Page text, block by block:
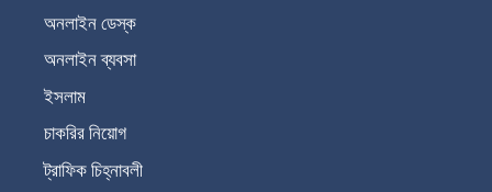
অনলাইন ডেস্ক
অনলাইন ব্যবসা
ইসলাম
চাকরির নিয়োগ
ট্রাফিক চিহ্নাবলী